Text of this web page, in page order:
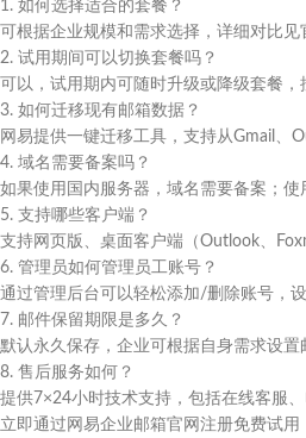
1. 如何选择适合的套餐？
可根据企业规模和需求选择，详细对比
2. 试用期间可以切换套餐吗？
可以，试用期内可随时升级或降级套餐，
3. 如何迁移现有邮箱数据？
网易提供一键迁移工具，支持从Gmail、
4. 域名需要备案吗？
如果使用国内服务器，域名需要备案；使
5. 支持哪些客户端？
支持网页版、桌面客户端（Outlook、
6. 管理员如何管理员工账号？
通过管理后台可以轻松添加/删除账号，
7. 邮件保留期限是多久？
默认永久保存，企业可根据自身需求设置
8. 售后服务如何？
提供7×24小时技术支持，包括在线客服、
立即通过网易企业邮箱官网注册免费试